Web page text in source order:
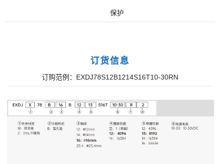
保护
订货信息
订购范例：EXDJ78S12B1214S16T10-30RN